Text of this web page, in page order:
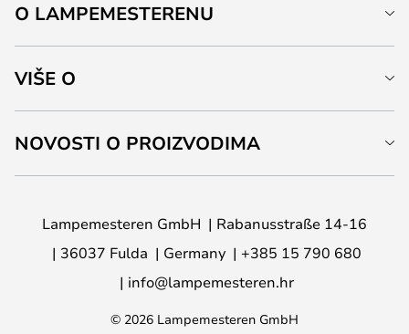
O LAMPEMESTERENU
VIŠE O
NOVOSTI O PROIZVODIMA
Lampemesteren GmbH
Rabanusstraße 14-16
36037 Fulda
Germany
+385 15 790 680
info@lampemesteren.hr
© 2026 Lampemesteren GmbH